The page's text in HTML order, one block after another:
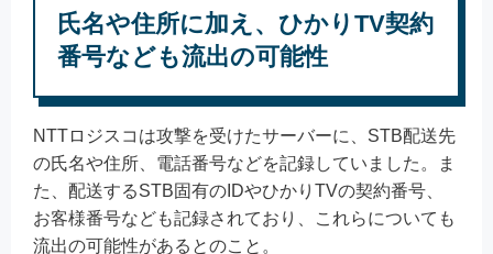
氏名や住所に加え、ひかりTV契約
番号なども流出の可能性
NTTロジスコは攻撃を受けたサーバーに、STB配送先
の氏名や住所、電話番号などを記録していました。ま
た、配送するSTB固有のIDやひかりTVの契約番号、
お客様番号なども記録されており、これらについても
流出の可能性があるとのこと。